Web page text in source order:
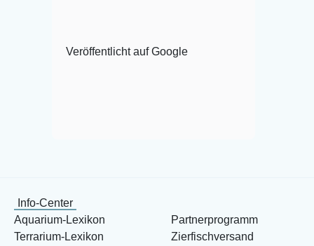
Info-Center
Aquarium-Lexikon
Terrarium-Lexikon
Partnerprogramm
Zierfischversand